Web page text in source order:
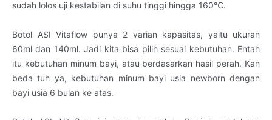
sudah lolos uji kestabilan di suhu tinggi hingga 160℃.
Botol ASI Vitaflow punya 2 varian kapasitas, yaitu ukuran
60ml dan 140ml. Jadi kita bisa pilih sesuai kebutuhan. Entah
itu kebutuhan minum bayi, atau berdasarkan hasil perah. Kan
beda tuh ya, kebutuhan minum bayi usia newborn dengan
bayi usia 6 bulan ke atas.